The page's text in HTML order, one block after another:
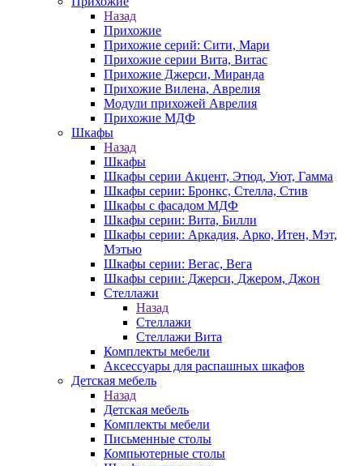
Назад
Прихожие
Прихожие серий: Сити, Мари
Прихожие серии Вита, Витас
Прихожие Джерси, Миранда
Прихожие Вилена, Аврелия
Модули прихожей Аврелия
Прихожие МДФ
Шкафы
Назад
Шкафы
Шкафы серии Акцент, Этюд, Уют, Гамма
Шкафы серии: Бронкс, Стелла, Стив
Шкафы с фасадом МДФ
Шкафы серии: Вита, Билли
Шкафы серии: Аркадия, Арко, Итен, Мэт,
Мэтью
Шкафы серии: Вегас, Вега
Шкафы серии: Джерси, Джером, Джон
Стеллажи
Назад
Стеллажи
Стеллажи Вита
Комплекты мебели
Аксессуары для распашных шкафов
Детская мебель
Назад
Детская мебель
Комплекты мебели
Письменные столы
Компьютерные столы